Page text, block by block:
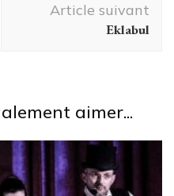
Article suivant
Eklabul
aimer...